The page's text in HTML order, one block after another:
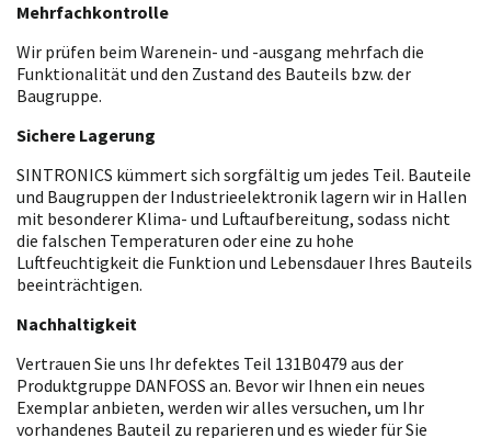
Mehrfachkontrolle
Wir prüfen beim Warenein- und -ausgang mehrfach die
Funktionalität und den Zustand des Bauteils bzw. der
Baugruppe.
Sichere Lagerung
SINTRONICS kümmert sich sorgfältig um jedes Teil. Bauteile
und Baugruppen der Industrieelektronik lagern wir in Hallen
mit besonderer Klima- und Luftaufbereitung, sodass nicht
die falschen Temperaturen oder eine zu hohe
Luftfeuchtigkeit die Funktion und Lebensdauer Ihres Bauteils
beeinträchtigen.
Nachhaltigkeit
Vertrauen Sie uns Ihr defektes Teil 131B0479 aus der
Produktgruppe DANFOSS an. Bevor wir Ihnen ein neues
Exemplar anbieten, werden wir alles versuchen, um Ihr
vorhandenes Bauteil zu reparieren und es wieder für Sie